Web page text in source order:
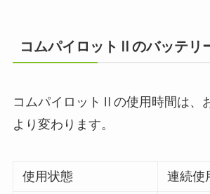
コムパイロットⅡのバッテリ
コムパイロットⅡの使用時間は、
より変わります。
使用状態 連続使